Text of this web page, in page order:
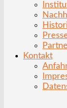
Kontakt